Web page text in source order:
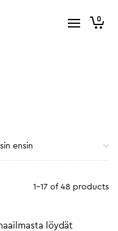
0
1-17 of 48 products
löydät